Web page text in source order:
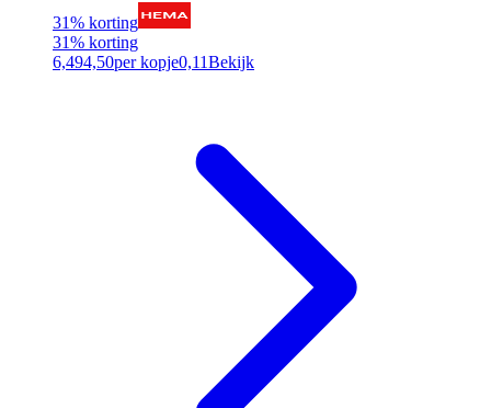
31% korting
31% korting
6,494,50per kopje0,11Bekijk